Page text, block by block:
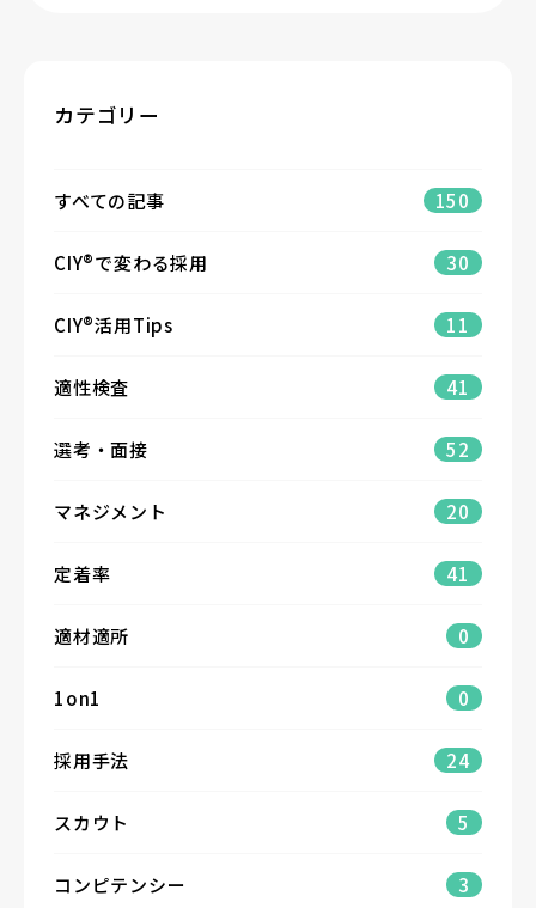
カテゴリー
すべての記事 150
CIY®で変わる採用 30
CIY®活用Tips 11
適性検査 41
選考・面接 52
マネジメント 20
定着率 41
適材適所 0
1on1 0
採用手法 24
スカウト 5
コンピテンシー 3